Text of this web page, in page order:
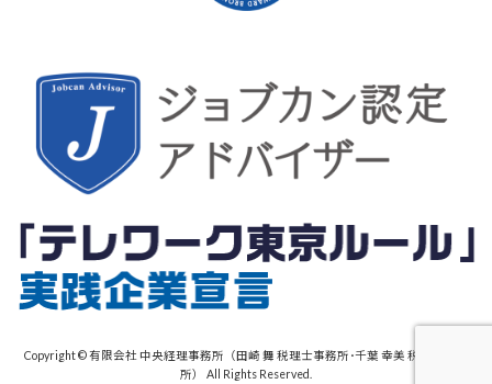
Copyright © 有限会社 中央経理事務所（田崎 舞 税理士事務所･千葉 幸美 税理士事務
所） All Rights Reserved.